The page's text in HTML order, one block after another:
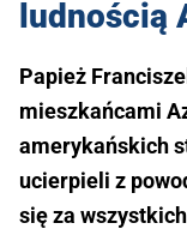
ludnością
Papież
mieszkańcami
amerykańskich
ucierpieli z
się za